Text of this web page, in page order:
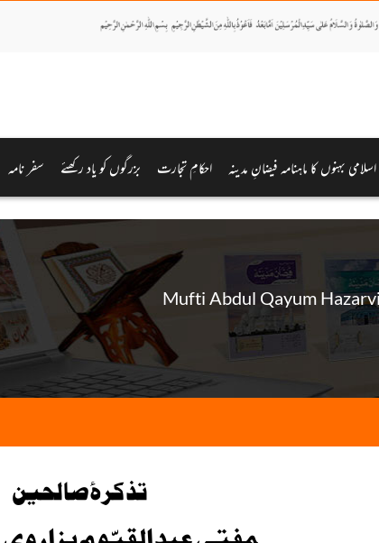
اسلامی بہنوں کا ماہنامہ فیضانِ مدینہ احکامِ تجارت بزرگوں کو یاد رکھئے سفر نامہ
Mufti Abdul Qayum
تذکرۂ صالحین